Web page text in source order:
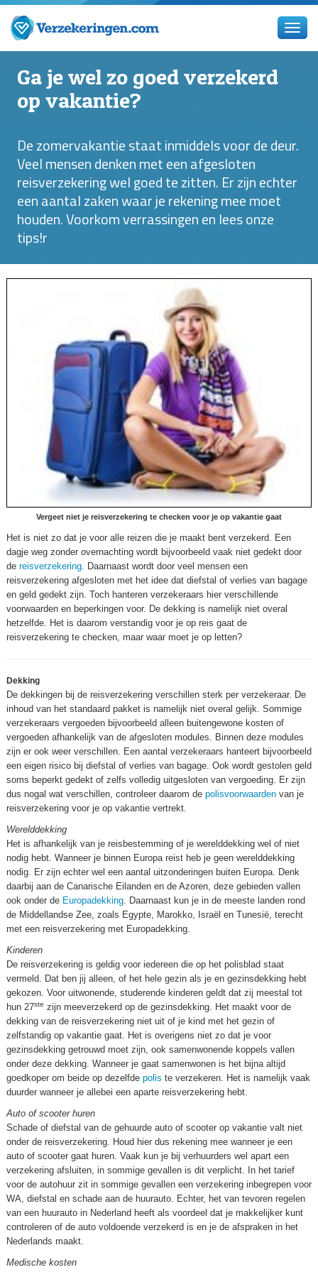
Ga je wel zo goed verzekerd
op vakantie?
De zomervakantie staat inmiddels voor de deur.
Veel mensen denken met een afgesloten
reisverzekering wel goed te zitten. Er zijn echter
een aantal zaken waar je rekening mee moet
houden. Voorkom verrassingen en lees onze
tips!r
Vergeet niet je reisverzekering te checken voor je op vakantie gaat
Het is niet zo dat je voor alle reizen die je maakt bent verzekerd. Een
dagje weg zonder overnachting wordt bijvoorbeeld vaak niet gedekt door
de reisverzekering. Daarnaast wordt door veel mensen een
reisverzekering afgesloten met het idee dat diefstal of verlies van bagage
en geld gedekt zijn. Toch hanteren verzekeraars hier verschillende
voorwaarden en beperkingen voor. De dekking is namelijk niet overal
hetzelfde. Het is daarom verstandig voor je op reis gaat de
reisverzekering te checken, maar waar moet je op letten?
Dekking
De dekkingen bij de reisverzekering verschillen sterk per verzekeraar. De
inhoud van het standaard pakket is namelijk niet overal gelijk. Sommige
verzekeraars vergoeden bijvoorbeeld alleen buitengewone kosten of
vergoeden afhankelijk van de afgesloten modules. Binnen deze modules
zijn er ook weer verschillen. Een aantal verzekeraars hanteert bijvoorbeeld
een eigen risico bij diefstal of verlies van bagage. Ook wordt gestolen geld
soms beperkt gedekt of zelfs volledig uitgesloten van vergoeding. Er zijn
dus nogal wat verschillen, controleer daarom de polisvoorwaarden van je
reisverzekering voor je op vakantie vertrekt.
Werelddekking
Het is afhankelijk van je reisbestemming of je werelddekking wel of niet
nodig hebt. Wanneer je binnen Europa reist heb je geen werelddekking
nodig. Er zijn echter wel een aantal uitzonderingen buiten Europa. Denk
daarbij aan de Canarische Eilanden en de Azoren, deze gebieden vallen
ook onder de Europadekking. Daarnaast kun je in de meeste landen rond
de Middellandse Zee, zoals Egypte, Marokko, Israël en Tunesië, terecht
met een reisverzekering met Europadekking.
Kinderen
De reisverzekering is geldig voor iedereen die op het polisblad staat
vermeld. Dat ben jij alleen, of het hele gezin als je en gezinsdekking hebt
gekozen. Voor uitwonende, studerende kinderen geldt dat zij meestal tot
hun 27ste zijn meeverzekerd op de gezinsdekking. Het maakt voor de
dekking van de reisverzekering niet uit of je kind met het gezin of
zelfstandig op vakantie gaat. Het is overigens niet zo dat je voor
gezinsdekking getrouwd moet zijn, ook samenwonende koppels vallen
onder deze dekking. Wanneer je gaat samenwonen is het bijna altijd
goedkoper om beide op dezelfde polis te verzekeren. Het is namelijk vaak
duurder wanneer je allebei een aparte reisverzekering hebt.
Auto of scooter huren
Schade of diefstal van de gehuurde auto of scooter op vakantie valt niet
onder de reisverzekering. Houd hier dus rekening mee wanneer je een
auto of scooter gaat huren. Vaak kun je bij verhuurders wel apart een
verzekering afsluiten, in sommige gevallen is dit verplicht. In het tarief
voor de autohuur zit in sommige gevallen een verzekering inbegrepen voor
WA, diefstal en schade aan de huurauto. Echter, het van tevoren regelen
van een huurauto in Nederland heeft als voordeel dat je makkelijker kunt
controleren of de auto voldoende verzekerd is en je de afspraken in het
Nederlands maakt.
Medische kosten